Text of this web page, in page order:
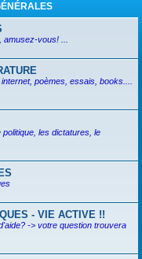
vous! ...
poèmes, essais, books....
les dictatures, le
- VIE ACTIVE !!
-> votre question trouvera